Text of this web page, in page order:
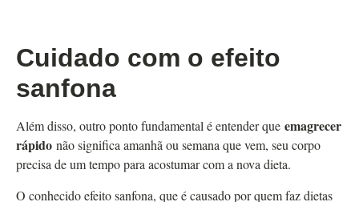
Cuidado com o efeito
sanfona
Além disso, outro ponto fundamental é entender que emagrecer
rápido não significa amanhã ou semana que vem, seu corpo
precisa de um tempo para acostumar com a nova dieta.
O conhecido efeito sanfona, que é causado por quem faz dietas